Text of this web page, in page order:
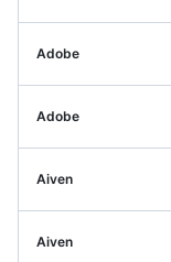
Adobe
Adobe
Aiven
Aiven